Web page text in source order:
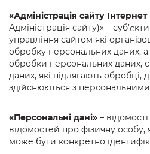
«Адміністрація сайту Інтернет
Адміністрація сайту)» –
управління сайтом які
обробку персональних даних, а
обробки персональних даних,
даних, які підлягають обробці,
здійснюються з
«Персональні дані» –
відомостей про фізичну особу,
може бути конкретно